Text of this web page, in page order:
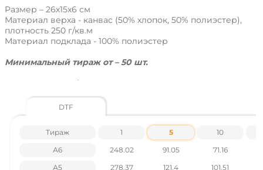
Размер – 26х15х6 см
Материал верха - канвас (50% хлопок, 50% полиэстер),
плотность 250 г/кв.м
Материал подклада - 100% полиэстер
Минимальный тираж от – 50 шт.
Цены указаны без учета НДС.
Наличие и цены уточняйте у наших менеджеров по тел
.: +38 095 931 76 31
DTF
Тираж 1 5
10
А6
248.02 91.05 71.16
А5
278.37 121.4 101.51